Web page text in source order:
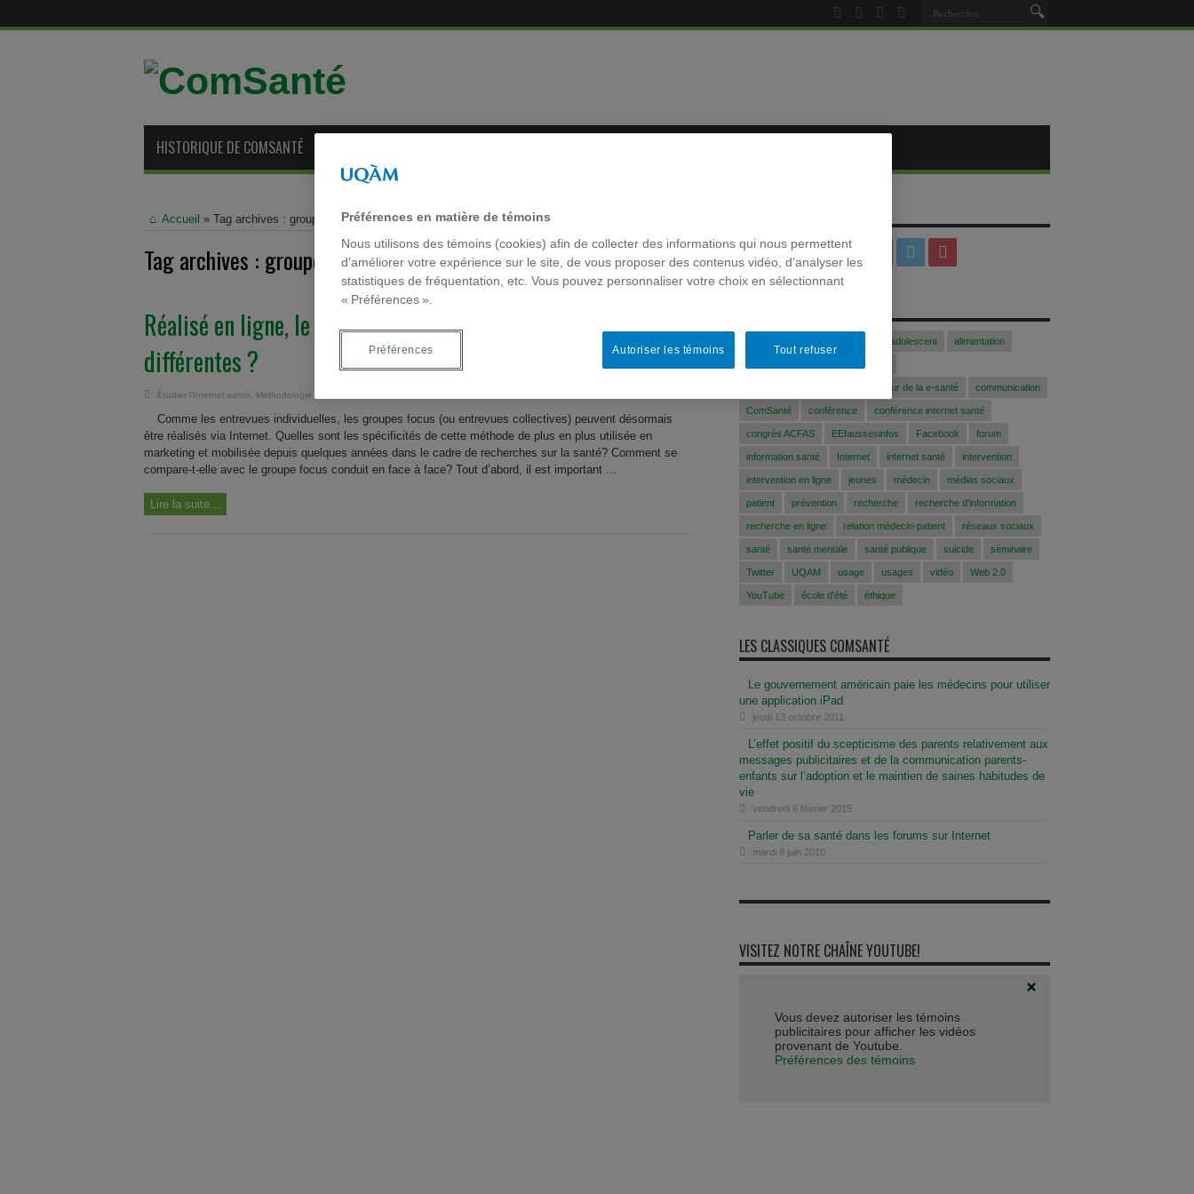
HISTORIQUE DE COMSANTÉ
Accueil » Tag archives : groupe focus
Tag archives : groupe focus
Réalisé en ligne, le groupe focus produit-il des données
différentes ?
Étudier l’Internet santé Méthodologie de recherche
Comme les entrevues individuelles, les groupes focus (ou entrevues collectives) peuvent désormais
être réalisés via Internet. Quelles sont les spécificités de cette méthode de plus en plus utilisée en
marketing et mobilisée depuis quelques années dans le cadre de recherches sur la santé? Comment se
compare-t-elle avec le groupe focus conduit en face à face? Tout d’abord, il est important ...
Lire la suite...
adolescent alimentation
colloque la communication au coeur de la e-santé communication
ComSanté conférence conférence internet santé
congrès ACFAS EEfaussesinfos Facebook forum
information santé Internet internet santé intervention
intervention en ligne jeunes médecin médias sociaux
patient prévention recherche recherche d'information
recherche en ligne relation médecin-patient réseaux sociaux
santé santé mentale santé publique suicide séminaire
Twitter UQAM usage usages vidéo Web 2.0
YouTube école d'été éthique
LES CLASSIQUES COMSANTÉ
Le gouvernement américain paie les médecins pour utiliser
une application iPad
jeudi 13 octobre 2011
L’effet positif du scepticisme des parents relativement aux
messages publicitaires et de la communication parents-
enfants sur l’adoption et le maintien de saines habitudes de
vie
vendredi 6 février 2015
Parler de sa santé dans les forums sur Internet
mardi 8 juin 2010
VISITEZ NOTRE CHAÎNE YOUTUBE!
Vous devez autoriser les témoins
publicitaires pour afficher les vidéos
provenant de Youtube.
Préférences des témoins
Préférences en matière de témoins
Nous utilisons des témoins (cookies) afin de collecter des informations qui nous permettent
d’améliorer votre expérience sur le site, de vous proposer des contenus vidéo, d’analyser les
statistiques de fréquentation, etc. Vous pouvez personnaliser votre choix en sélectionnant
« Préférences ».
Tout refuser
Autoriser les témoins
Préférences